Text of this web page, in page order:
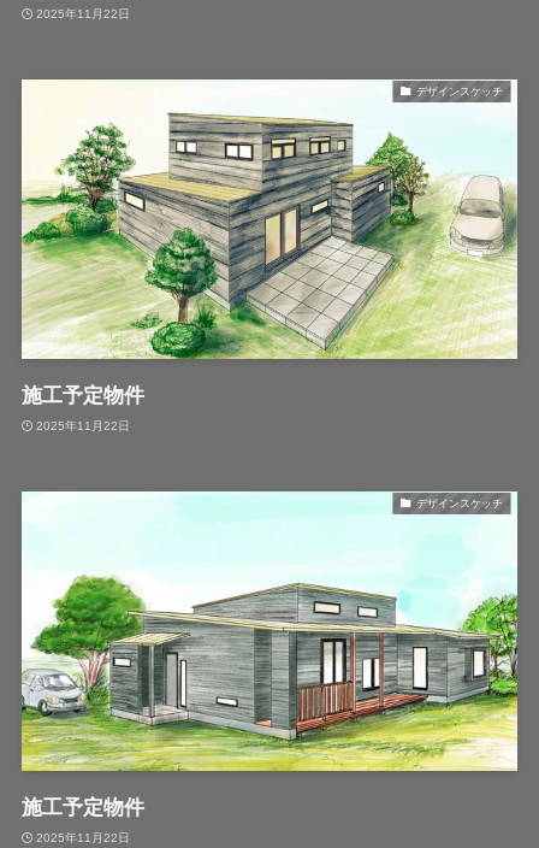
2025年11月22日
デザインスケッチ
施工予定物件
2025年11月22日
デザインスケッチ
施工予定物件
2025年11月22日